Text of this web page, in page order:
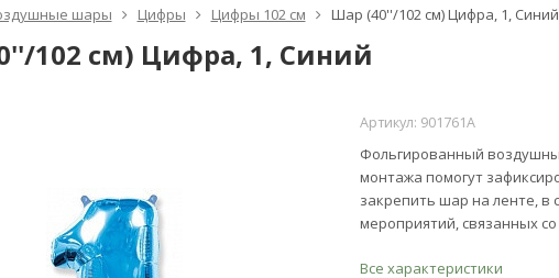
шары Цифры Цифры 102 см Шар (40''/102 см) Цифра, 1, Синий
102 см) Цифра, 1, Синий
Артикул: 901761A
Фольгированный
монтажа помогут
закрепить шар на ленте,
мероприятий, связанных
Все характеристики